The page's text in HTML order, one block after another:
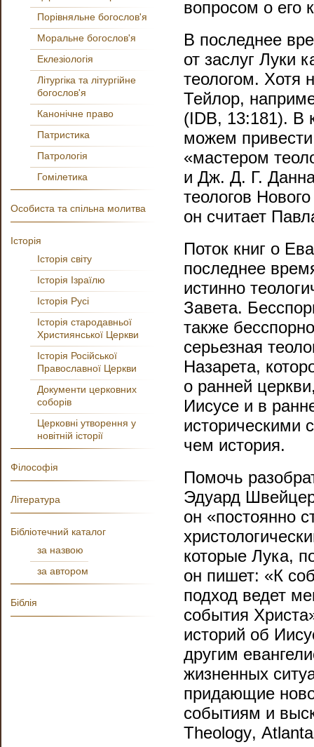
вопросом о его
В последнее
от заслуг Луки
теологом. Хотя
Тейлор,
(IDB, 13:181). В
можем
«мастером
и Дж. Д. Г.
теологов
он считает
Поток книг о
последнее
истинно
Завета.
также
серьезная
Назарета,
о ранней
Иисусе и в
историческими
чем история.
Помочь
Эдуард
он «постоянно
которые Лука,
он пишет: «К
подход ведет
события
историй об
другим
жизненных
придающие
событиям и
Theology, Atlanta
Порівняльне богослов'я
Моральне богослов'я
Еклезіологія
Літургіка та літургійне
богослов'я
Канонічне право
Патристика
Патрологія
Гомілетика
Особиста та спільна молитва
Історія
Історія світу
Історія Ізраїлю
Історія Русі
Історія стародавньої
Християнської Церкви
Історія Російської
Православної Церкви
Документи церковних
соборів
Церковні утворення у
новітній історії
Філософія
Література
Бібліотечний каталог
за назвою
за автором
Біблія